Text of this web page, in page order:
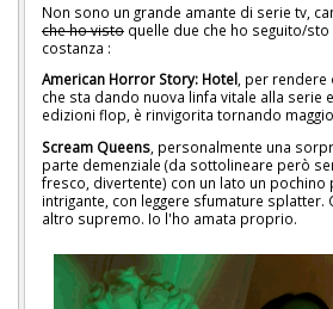
Non sono un grande amante di serie tv,
che ho visto quelle due che ho seguito/
costanza :
American Horror Story: Hotel, per rendere
che sta dando nuova linfa vitale alla serie
edizioni flop, è rinvigorita tornando
Scream Queens , personalmente una
parte demenziale (da sottolineare però
fresco, divertente) con un lato un pochino
intrigante, con leggere sfumature splatter.
altro supremo. Io l'ho amata proprio.